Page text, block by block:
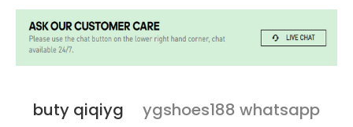
buty qiqiyg
ygshoes188 whatsapp